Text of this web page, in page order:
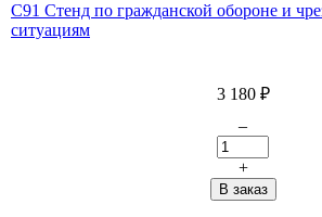
С91 Стенд по гражданской обороне и
ситуациям
3 180 ₽
–
+